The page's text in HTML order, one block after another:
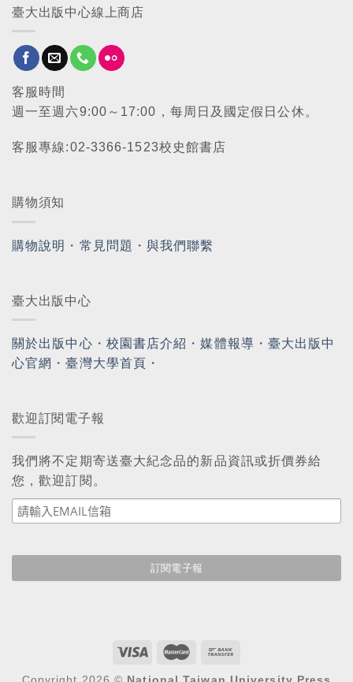
臺大出版中心線上商店
客服時間
週一至週六9:00～17:00，每周日及國定假日公休。
客服專線:02-3366-1523校史館書店
購物須知
購物說明 ・ 常見問題 ・與我們聯繫
臺大出版中心
關於出版中心 ・ 校園書店介紹 ・媒體報導 ・ 臺大出版中
心官網 ・臺灣大學首頁 ・
歡迎訂閱電子報
我們將不定期寄送臺大紀念品的新品資訊或折價券給
您，歡迎訂閱。
Copyright 2026 © National Taiwan University Press